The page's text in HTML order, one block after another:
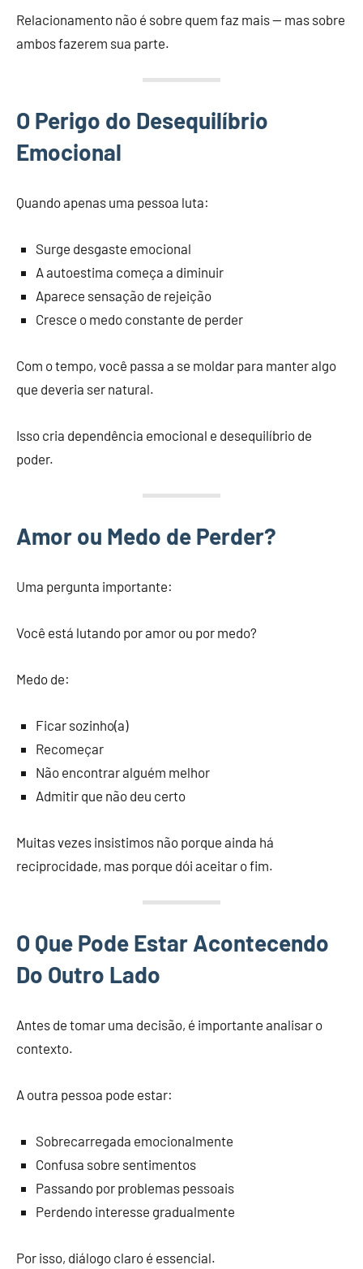
Relacionamento não é sobre quem faz mais — mas sobre
ambos fazerem sua parte.
O Perigo do Desequilíbrio
Emocional
Quando apenas uma pessoa luta:
Surge desgaste emocional
A autoestima começa a diminuir
Aparece sensação de rejeição
Cresce o medo constante de perder
Com o tempo, você passa a se moldar para manter algo
que deveria ser natural.
Isso cria dependência emocional e desequilíbrio de
poder.
Amor ou Medo de Perder?
Uma pergunta importante:
Você está lutando por amor ou por medo?
Medo de:
Ficar sozinho(a)
Recomeçar
Não encontrar alguém melhor
Admitir que não deu certo
Muitas vezes insistimos não porque ainda há
reciprocidade, mas porque dói aceitar o fim.
O Que Pode Estar Acontecendo
Do Outro Lado
Antes de tomar uma decisão, é importante analisar o
contexto.
A outra pessoa pode estar:
Sobrecarregada emocionalmente
Confusa sobre sentimentos
Passando por problemas pessoais
Perdendo interesse gradualmente
Por isso, diálogo claro é essencial.